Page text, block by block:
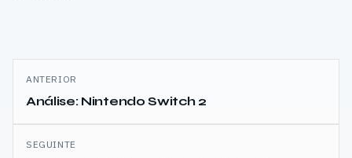
Navegação
de
artigos
ANTERIOR
Análise: Nintendo Switch 2
SEGUINTE